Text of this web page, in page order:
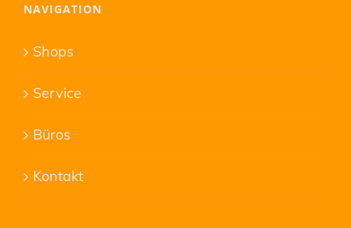
NAVIGATION
Shops
Service
Büros
Kontakt